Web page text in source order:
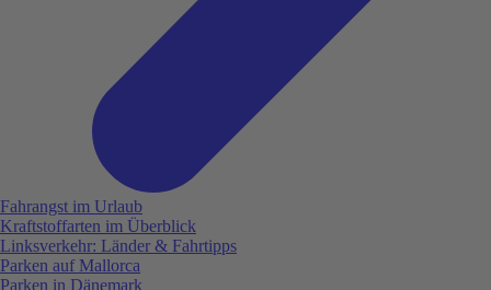
Fahrangst im Urlaub
Kraftstoffarten im Überblick
Linksverkehr: Länder & Fahrtipps
Parken auf Mallorca
Parken in Dänemark